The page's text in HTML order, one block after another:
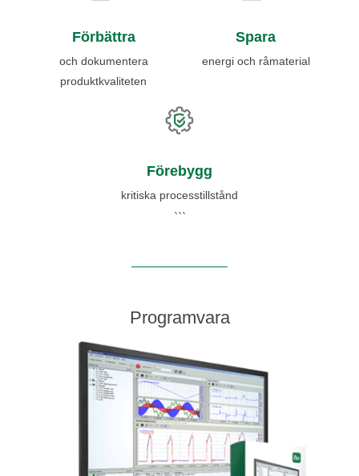
Förbättra
och dokumentera
produktkvaliteten
Spara
energi och råmaterial
Förebygg
kritiska processtillstånd
```
Programvara